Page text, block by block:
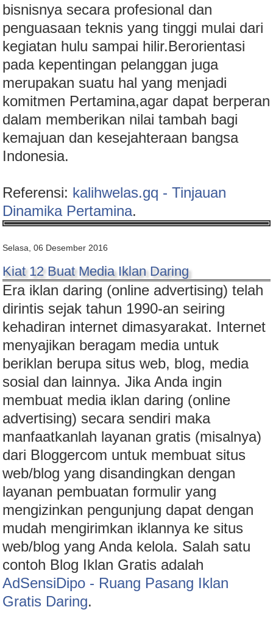
bisnisnya secara profesional dan
penguasaan teknis yang tinggi mulai dari
kegiatan hulu sampai hilir.Berorientasi
pada kepentingan pelanggan juga
merupakan suatu hal yang menjadi
komitmen Pertamina,agar dapat berperan
dalam memberikan nilai tambah bagi
kemajuan dan kesejahteraan bangsa
Indonesia.
Referensi: kalihwelas.gq - Tinjauan
Dinamika Pertamina.
Selasa, 06 Desember 2016
Kiat 12 Buat Media Iklan Daring
Era iklan daring (online advertising) telah
dirintis sejak tahun 1990-an seiring
kehadiran internet dimasyarakat. Internet
menyajikan beragam media untuk
beriklan berupa situs web, blog, media
sosial dan lainnya. Jika Anda ingin
membuat media iklan daring (online
advertising) secara sendiri maka
manfaatkanlah layanan gratis (misalnya)
dari Bloggercom untuk membuat situs
web/blog yang disandingkan dengan
layanan pembuatan formulir yang
mengizinkan pengunjung dapat dengan
mudah mengirimkan iklannya ke situs
web/blog yang Anda kelola. Salah satu
contoh Blog Iklan Gratis adalah
AdSensiDipo - Ruang Pasang Iklan
Gratis Daring.